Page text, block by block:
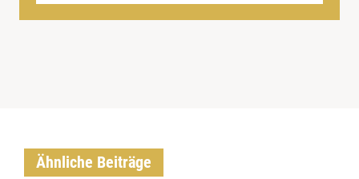
Ähnliche Beiträge